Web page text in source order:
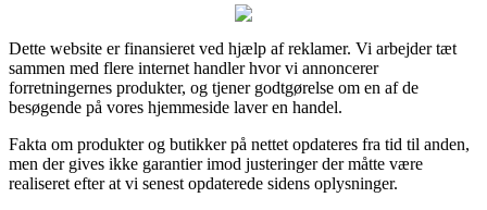
Dette website er finansieret ved hjælp af reklamer. Vi arbejder tæt
sammen med flere internet handler hvor vi annoncerer
forretningernes produkter, og tjener godtgørelse om en af de
besøgende på vores hjemmeside laver en handel.
Fakta om produkter og butikker på nettet opdateres fra tid til anden,
men der gives ikke garantier imod justeringer der måtte være
realiseret efter at vi senest opdaterede sidens oplysninger.